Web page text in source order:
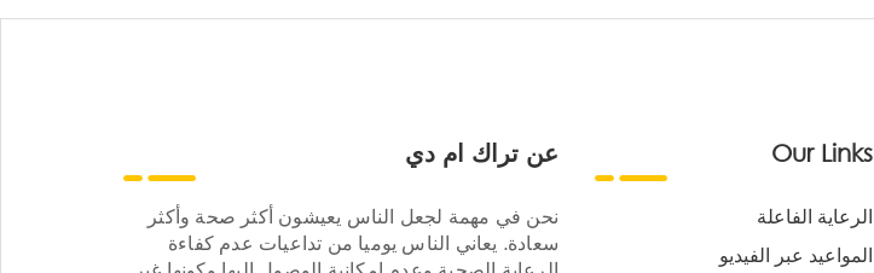
عن تراك ام دي
نحن في مهمة لجعل الناس يعيشون أكثر صحة وأكثر
سعادة. يعاني الناس يوميا من تداعيات عدم كفاءة
Our Links
الرعاية الفاعلة
المواعيد عبر الفيديو